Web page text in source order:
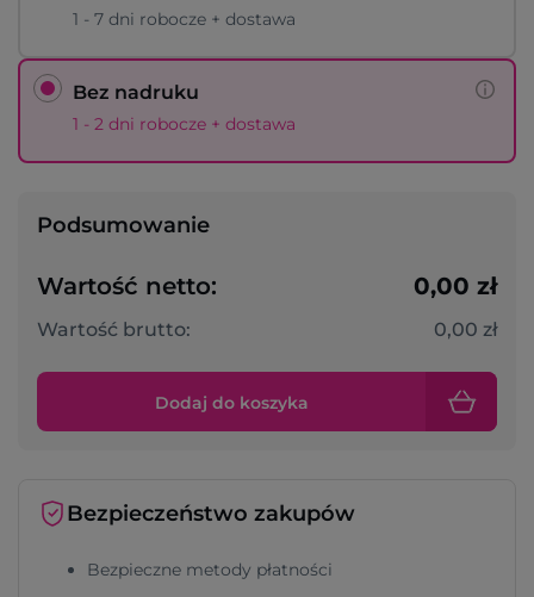
1 - 7 dni robocze + dostawa
Bez nadruku
1 - 2 dni robocze + dostawa
Podsumowanie
Wartość netto: 0,00 zł
Wartość brutto: 0,00 zł
Dodaj do koszyka
Bezpieczeństwo zakupów
Bezpieczne metody płatności